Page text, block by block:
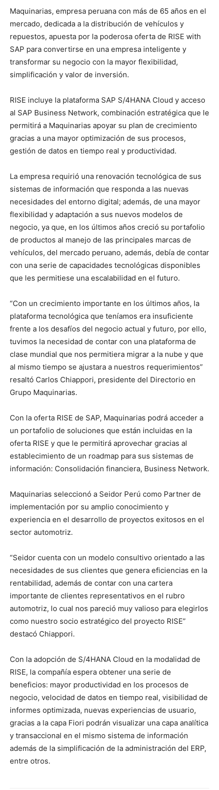
Maquinarias, empresa peruana con más de 65 años en el
mercado, dedicada a la distribución de vehículos y
repuestos, apuesta por la poderosa oferta de RISE with
SAP para convertirse en una empresa inteligente y
transformar su negocio con la mayor flexibilidad,
simplificación y valor de inversión.
RISE incluye la plataforma SAP S/4HANA Cloud y acceso
al SAP Business Network, combinación estratégica que le
permitirá a Maquinarias apoyar su plan de crecimiento
gracias a una mayor optimización de sus procesos,
gestión de datos en tiempo real y productividad.
La empresa requirió una renovación tecnológica de sus
sistemas de información que responda a las nuevas
necesidades del entorno digital; además, de una mayor
flexibilidad y adaptación a sus nuevos modelos de
negocio, ya que, en los últimos años creció su portafolio
de productos al manejo de las principales marcas de
vehículos, del mercado peruano, además, debía de contar
con una serie de capacidades tecnológicas disponibles
que les permitiese una escalabilidad en el futuro.
“Con un crecimiento importante en los últimos años, la
plataforma tecnológica que teníamos era insuficiente
frente a los desafíos del negocio actual y futuro, por ello,
tuvimos la necesidad de contar con una plataforma de
clase mundial que nos permitiera migrar a la nube y que
al mismo tiempo se ajustara a nuestros requerimientos”
resaltó Carlos Chiappori, presidente del Directorio en
Grupo Maquinarias.
Con la oferta RISE de SAP, Maquinarias podrá acceder a
un portafolio de soluciones que están incluidas en la
oferta RISE y que le permitirá aprovechar gracias al
establecimiento de un roadmap para sus sistemas de
información: Consolidación financiera, Business Network.
Maquinarias seleccionó a Seidor Perú como Partner de
implementación por su amplio conocimiento y
experiencia en el desarrollo de proyectos exitosos en el
sector automotriz.
“Seidor cuenta con un modelo consultivo orientado a las
necesidades de sus clientes que genera eficiencias en la
rentabilidad, además de contar con una cartera
importante de clientes representativos en el rubro
automotriz, lo cual nos pareció muy valioso para elegirlos
como nuestro socio estratégico del proyecto RISE”
destacó Chiappori.
Con la adopción de S/4HANA Cloud en la modalidad de
RISE, la compañía espera obtener una serie de
beneficios: mayor productividad en los procesos de
negocio, velocidad de datos en tiempo real, visibilidad de
informes optimizada, nuevas experiencias de usuario,
gracias a la capa Fiori podrán visualizar una capa analítica
y transaccional en el mismo sistema de información
además de la simplificación de la administración del ERP,
entre otros.